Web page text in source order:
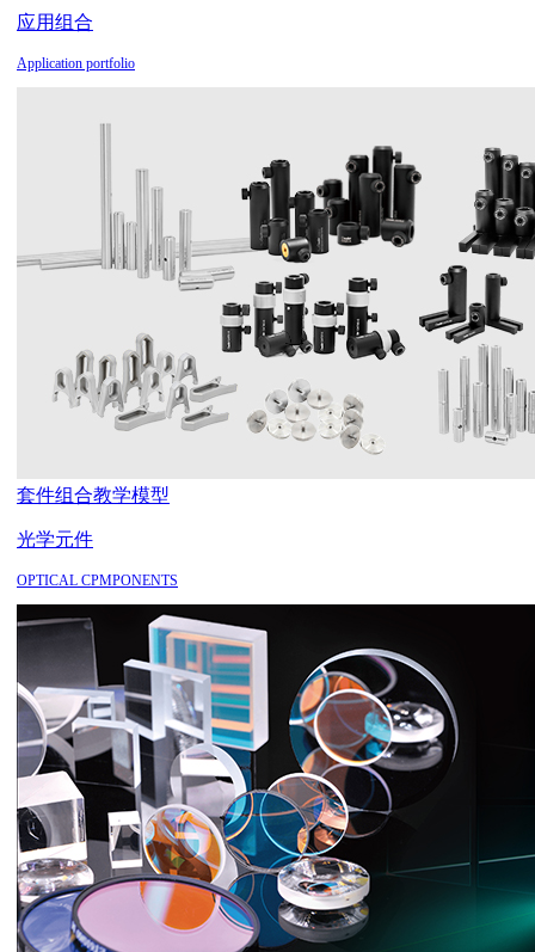
应用组合
Application portfolio
套件组合教学模型
光学元件
OPTICAL CPMPONENTS